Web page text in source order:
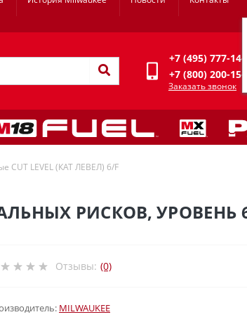
+7 (495) 777-14-
+7 (800) 200-15-
Заказать звонок
CUT LEVEL (КАТ ЛЕВЕЛ) 6/F
РИСКОВ, УРОВЕНЬ
Отзывы: (0)
MILWAUKEE